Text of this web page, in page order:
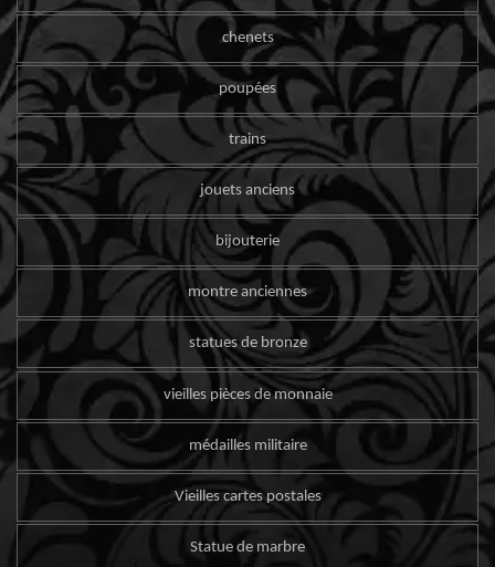
chenets
poupées
trains
jouets anciens
bijouterie
montre anciennes
statues de bronze
vieilles pièces de monnaie
médailles militaire
Vieilles cartes postales
Statue de marbre